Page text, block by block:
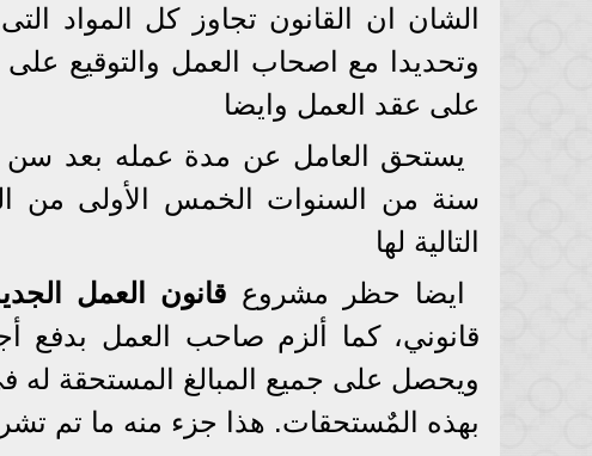
على عقد العمل وايضا
يستحق العامل عن مدة عمله بعد سن
سنة من السنوات الخمس الأولى من
التالية لها
ايضا حظر مشروع قانون العمل
قانوني، كما ألزم صاحب العمل بدفع
بهذه المٌستحقات. هذا جزء منه ما تم